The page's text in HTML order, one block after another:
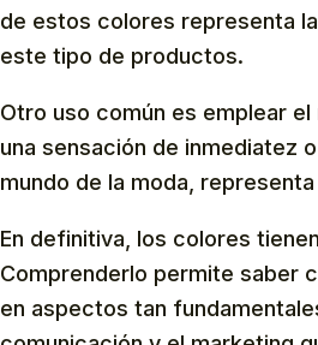
de estos colores representa
este tipo de productos.
Otro uso común es emplear
una sensación de inmediatez
mundo de la moda,
En definitiva, los colores
Comprenderlo permite saber
en aspectos tan